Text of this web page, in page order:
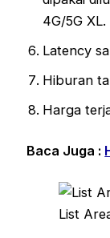
4G/5G XL.
Latency
Hiburan
Harga
Baca Juga :
List